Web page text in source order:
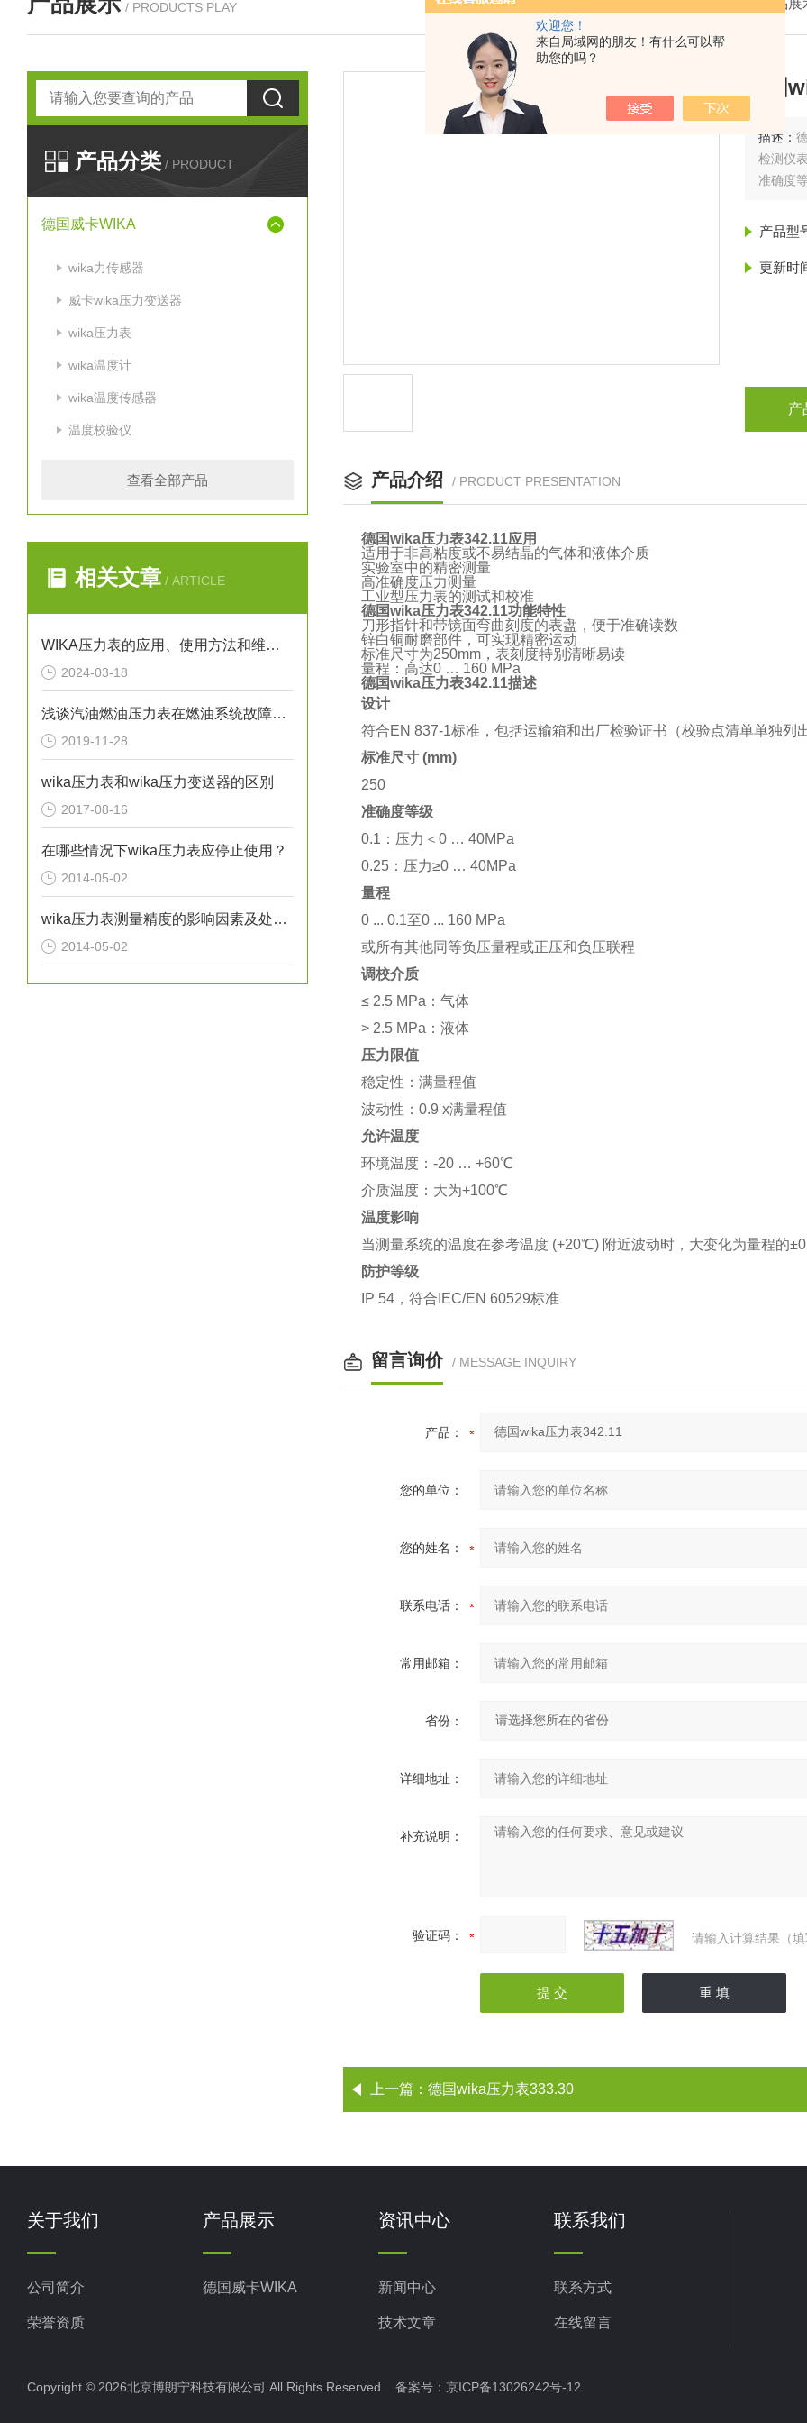
欢迎您！
来自局域网的朋友！有什么可以帮
助您的吗？
/ PRODUCTS PLAY 产品展
产品分类 / PRODUCT
德国威卡WIKA
wika力传感器
威卡wika压力变送器
wika压力表
wika温度计
wika温度传感器
温度校验仪
查看全部产品
相关文章 / ARTICLE
WIKA压力表的应用、使用方法和维护要点解析
2024-03-18
浅谈汽油燃油压力表在燃油系统故障排除中的应用
2019-11-28
wika压力表和wika压力变送器的区别
2017-08-16
在哪些情况下wika压力表应停止使用？
2014-05-02
wika压力表测量精度的影响因素及处理方法分析
2014-05-02
德国
描述：
检测仪表
准确度
产品型
更新时
产
产品介绍 / PRODUCT PRESENTATION
德国wika压力表342.11应用
适用于非高粘度或不易结晶的气体和液体介质
实验室中的精密测量
高准确度压力测量
工业型压力表的测试和校准
德国wika压力表342.11功能特性
刀形指针和带镜面弯曲刻度的表盘，便于准确读数
锌白铜耐磨部件，可实现精密运动
标准尺寸为250mm，表刻度特别清晰易读
量程：高达0 … 160 MPa
德国wika压力表342.11描述
设计
符合EN 837-1标准，包括运输箱和出厂检验证书（校验点清单单独列出
标准尺寸 (mm)
250
准确度等级
0.1：压力＜0 … 40MPa
0.25：压力≥0 … 40MPa
量程
0 ... 0.1至0 ... 160 MPa
或所有其他同等负压量程或正压和负压联程
调校介质
≤ 2.5 MPa：气体
> 2.5 MPa：液体
压力限值
稳定性：满量程值
波动性：0.9 x满量程值
允许温度
环境温度：-20 … +60℃
介质温度：大为+100℃
温度影响
当测量系统的温度在参考温度 (+20℃) 附近波动时，大变化为量程的
防护等级
IP 54，符合IEC/EN 60529标准
留言询价 / MESSAGE INQUIRY
产品：
您的单位：
您的姓名：
联系电话：
常用邮箱：
省份：
详细地址：
补充说明：
验证码： 请输入计算结果（
上一篇： 德国wika压力表333.30
关于我们
公司简介
荣誉资质
产品展示
德国威卡WIKA
资讯中心
新闻中心
技术文章
联系我们
联系方式
在线留言
Copyright © 2026北京博朗宁科技有限公司 All Rights Reserved 备案号： 京ICP备13026242号-12